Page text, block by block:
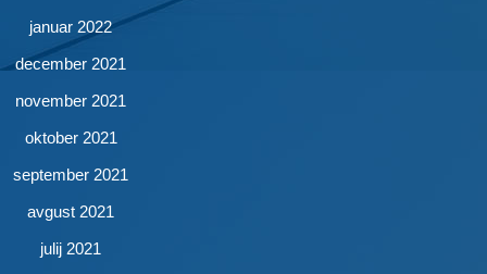
januar 2022
december 2021
november 2021
oktober 2021
september 2021
avgust 2021
julij 2021